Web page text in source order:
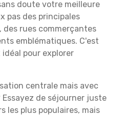
doute votre meilleure
pas des principales
rues commerçantes
emblématiques. C'est
pour explorer
centrale mais avec
de séjourner juste
les plus populaires, mais